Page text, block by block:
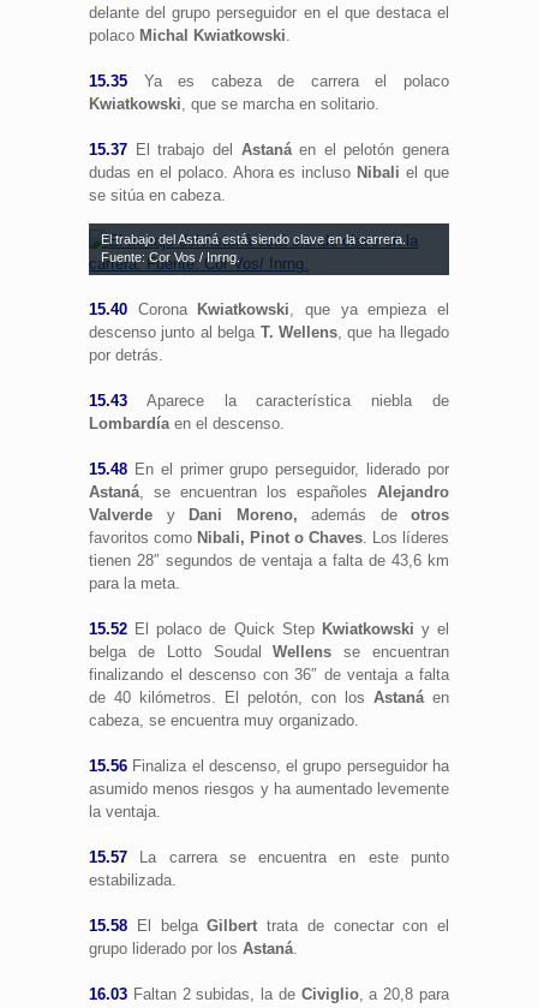
delante del grupo perseguidor en el que destaca el
polaco Michal Kwiatkowski.
15.35 Ya es cabeza de carrera el polaco
Kwiatkowski, que se marcha en solitario.
15.37 El trabajo del Astanáen el pelotón genera
dudas en el polaco. Ahora es incluso Nibali el que
se sitúa en cabeza.
El trabajo del Astaná está siendo clave en la carrera.
Fuente: Cor Vos / Inrng.
15.40 Corona Kwiatkowski, que ya empieza el
descenso junto al belga T. Wellens, que ha llegado
por detrás.
15.43 Aparece la característica niebla de
Lombardíaen el descenso.
15.48 En el primer grupo perseguidor, liderado por
Astaná, se encuentran los españoles Alejandro
Valverde y Dani Moreno, además deotros
favoritos como Nibali, Pinot o Chaves. Los líderes
tienen 28″ segundos de ventaja a falta de 43,6 km
para la meta.
15.52 El polaco de Quick Step Kwiatkowski y el
belga de Lotto SoudalWellens se encuentran
finalizando el descenso con 36″ de ventaja a falta
de 40 kilómetros. El pelotón, con los Astanáen
cabeza, se encuentra muy organizado.
15.56 Finaliza el descenso, el grupo perseguidor ha
asumido menos riesgos y ha aumentado levemente
la ventaja.
15.57 La carrera se encuentra en este punto
estabilizada.
15.58 El belgaGilbert trata de conectar con el
grupo liderado por los Astaná.
16.03 Faltan 2 subidas, la de Civiglio, a 20,8 para